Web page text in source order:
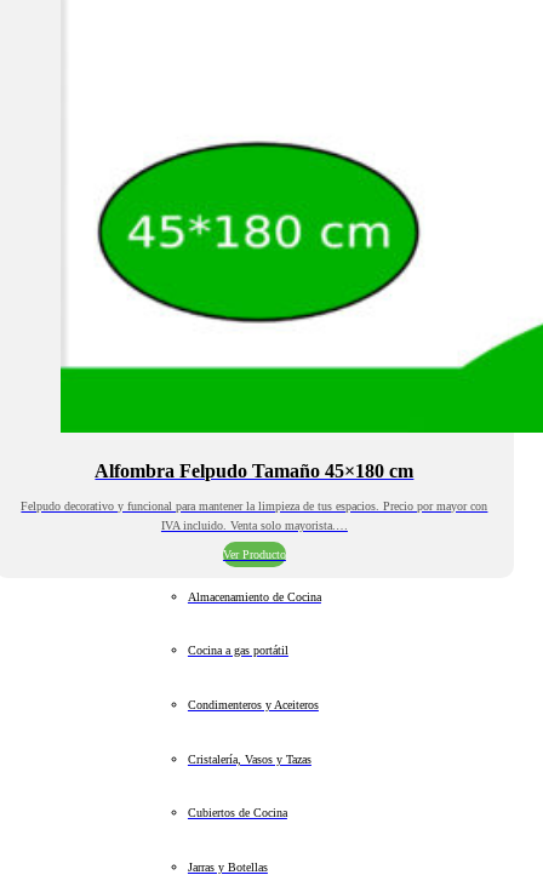
Alfombra Felpudo Tamaño 45×180 cm
Felpudo decorativo y funcional para mantener la limpieza de tus espacios. Precio por mayor con
IVA incluido. Venta solo mayorista.…
Ver Producto
Almacenamiento de Cocina
Cocina a gas portátil
Condimenteros y Aceiteros
Cristalería, Vasos y Tazas
Cubiertos de Cocina
Jarras y Botellas